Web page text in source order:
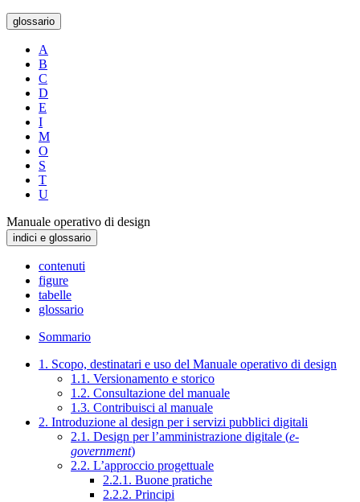
glossario
A
B
C
D
E
I
M
O
S
T
U
Manuale operativo di design
indici e glossario
contenuti
figure
tabelle
glossario
Sommario
1. Scopo, destinatari e uso del Manuale operativo di design
1.1. Versionamento e storico
1.2. Consultazione del manuale
1.3. Contribuisci al manuale
2. Introduzione al design per i servizi pubblici digitali
2.1. Design per l’amministrazione digitale (e-
government)
2.2. L’approccio progettuale
2.2.1. Buone pratiche
2.2.2. Principi